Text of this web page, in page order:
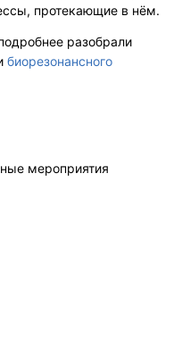
протекающие в нём.
разобрали
биорезонансного
мероприятия